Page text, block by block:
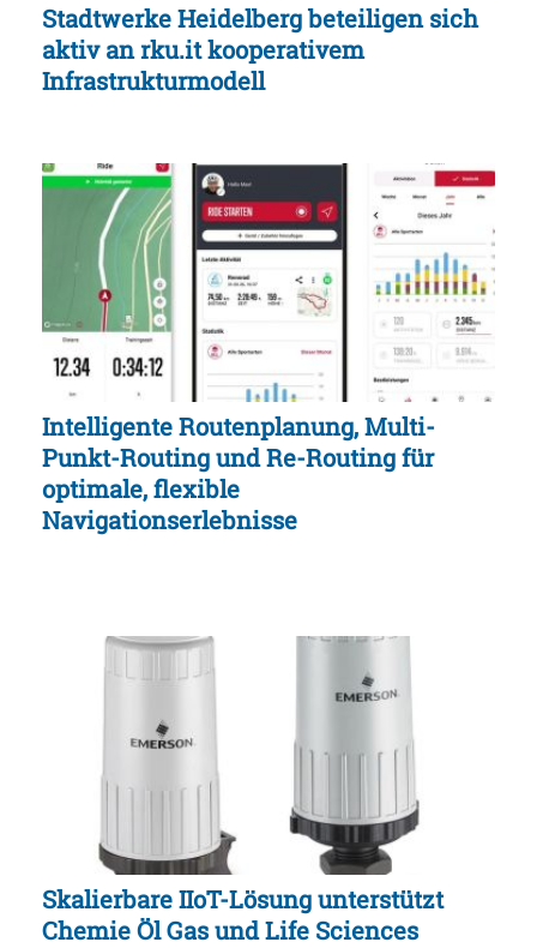
Stadtwerke Heidelberg beteiligen sich
aktiv an rku.it kooperativem
Infrastrukturmodell
Intelligente Routenplanung, Multi-
Punkt-Routing und Re-Routing für
optimale, flexible
Navigationserlebnisse
Skalierbare IIoT-Lösung unterstützt
Chemie Öl Gas und Life Sciences